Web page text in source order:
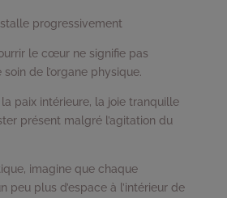
progressivement
le cœur ne signifie pas
de l’organe physique.
la paix intérieure, la joie tranquille
présent malgré l’agitation du
imagine que chaque
peu plus d’espace à l’intérieur de